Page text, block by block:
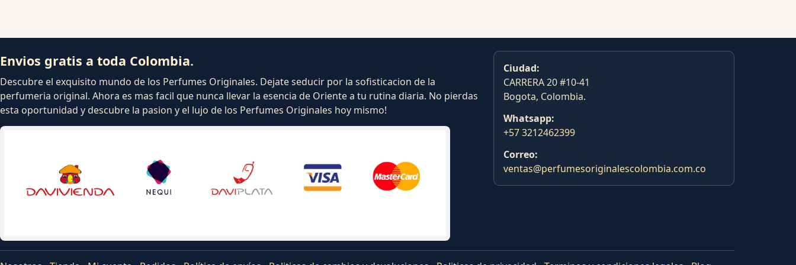
Envios gratis a toda Colombia.
Descubre el exquisito mundo de los Perfumes Originales. Dejate seducir por la sofisticacion de la
perfumeria original. Ahora es mas facil que nunca llevar la esencia de Oriente a tu rutina diaria. No pierdas
esta oportunidad y descubre la pasion y el lujo de los Perfumes Originales hoy mismo!
Ciudad:
CARRERA 20 #10-41
Bogota, Colombia.
Whatsapp:
+57 3212462399
Correo:
ventas@perfumesoriginalescolombia.com.co